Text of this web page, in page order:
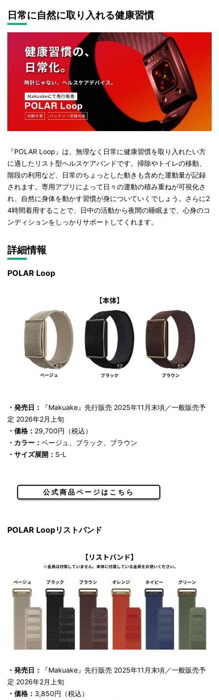
日常に自然に取り入れる健康習慣
『POLAR Loop』は、無理なく日常に健康習慣を取り入れたい方
に適したリスト型ヘルスケアバンドです。掃除やトイレの移動、
階段の利用など、日常のちょっとした動きも含めた運動量が記録
されます。専用アプリによって日々の運動の積み重ねが可視化さ
れ、自然に身体を動かす習慣が身についていくでしょう。さらに2
4時間着用することで、日中の活動から夜間の睡眠まで、心身のコ
ンディションをしっかりサポートしてくれます。
詳細情報
POLAR Loop
・発売日：
『Makuake』先行販売 2025年11月末頃／一般販売予
定 2026年2月上旬
・価格： 29,700円（税込）
・カラー： ベージュ、ブラック、ブラウン
・サイズ展開： S-L
公式商品ページはこちら
POLAR Loopリストバンド
・発売日：
『Makuake』先行販売 2025年11月末頃／一般販売予
定 2026年2月上旬
・価格： 3,850円（税込）